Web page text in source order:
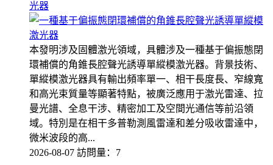
光器
本發明涉及固體激光領域，具體涉及一種基于偏振態閉
環補償的角錐長腔聲光誘導單縱模激光器。背景技術、
單縱模激光器具有輸出頻率單一、相干長度長、窄線寬
和高光束質量等顯著特點，被廣泛應用于激光雷達、拉
曼光譜、全息干涉、精密加工及空間光通信等前沿領
域。特別是在相干多普勒測風雷達和差分吸收雷達中，
微米波段的高...
2026-08-07 訪問量：7